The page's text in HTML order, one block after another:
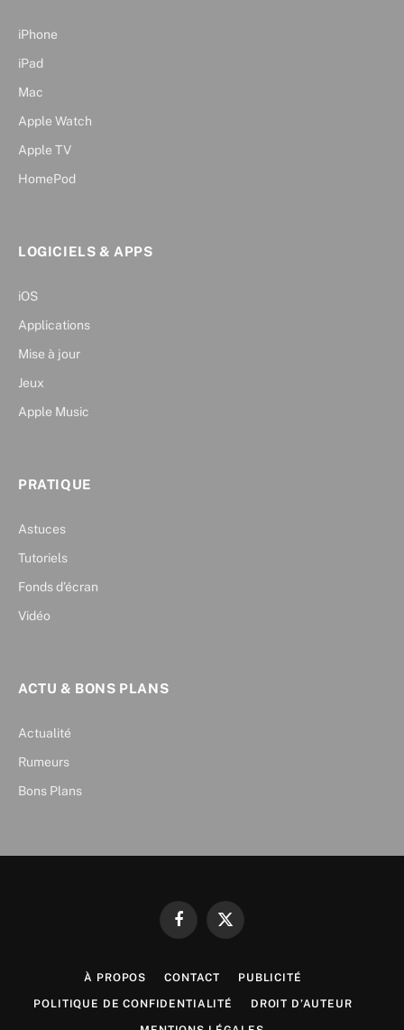
iPhone
iPad
Mac
Apple Watch
Apple TV
HomePod
LOGICIELS & APPS
iOS
Applications
Mise à jour
Jeux
Apple Music
PRATIQUE
Astuces
Tutoriels
Fonds d’écran
Vidéo
ACTU & BONS PLANS
Actualité
Rumeurs
Bons Plans
FacebookX
À PROPOS CONTACT PUBLICITÉ
POLITIQUE DE CONFIDENTIALITÉ DROIT D’AUTEUR